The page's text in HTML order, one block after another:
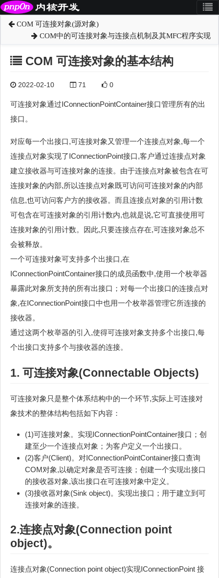
COM 可连接对象(源对象)
COM中的可连接对象与连接点机制及其MFC程序实现
COM 可连接对象的基本结构
2022-02-10 71 0
可连接对象通过IConnectionPointContainer接口管理所有的出
接口。
对应每一个出接口,可连接对象又管理一个连接点对象,每一个
连接点对象实现了IConnectionPoint接口,客户通过连接点对象
建立接收器与可连接对象的连接。由于连接点对象被包含在可
连接对象的内部,所以连接点对象既可访问可连接对象的内部
信息,也可访问客户方的接收器。而且连接点对象的引用计数
可包含在可连接对象的引用计数内,也就是说,它可直接使用可
连接对象的引用计数。因此,只要连接点存在,可连接对象总不
会被释放。
一个可连接对象可支持多个出接口,在
IConnectionPointContainer接口的成员函数中,使用一个枚举器
暴露此对象所支持的所有出接口；对每一个出接口的连接点对
象,在IConnectionPoint接口中也用一个枚举器管理它所连接的
接收器。
通过这两个枚举器的引入,使得可连接对象支持多个出接口,每
个出接口支持多个与接收器的连接。
1. 可连接对象(Connectable Objects)
可连接对象只是整个体系结构中的一个环节,实际上可连接对
象技术的整体结构包括如下内容：
(1)可连接对象。实现IConnectionPointContainer接口；创
建至少一个连接点对象；为客户定义一个出接口。
(2)客户(Client)。对IConnectionPointContainer接口查询
COM对象,以确定对象是否可连接；创建一个实现出接口
的接收器对象,该出接口在可连接对象中定义。
(3)接收器对象(Sink object)。实现出接口；用于建立到可
连接对象的连接。
2.连接点对象(Connection point
object)。
连接点对象(Connection point object)实现IConnectionPoint 接